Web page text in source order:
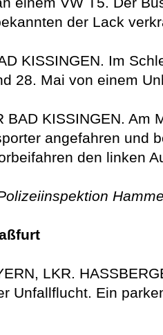
der Lack
KISSINGEN. Im
28. Mai von einem
BAD KISSINGEN.
angefahren und
den linken
LKR.
Unfallflucht. Ein